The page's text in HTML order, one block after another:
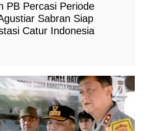
PB Percasi Periode
Sabran Siap
Catur Indonesia